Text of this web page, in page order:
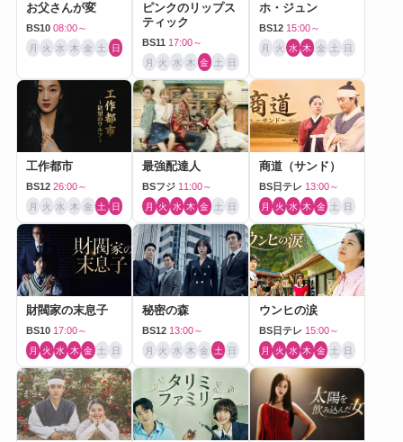
お父さんが変
BS10 08:00～
月 火 水 木 金 土 日
ピンクのリップス
ティック
BS11 17:00～
月 火 水 木 金 土 日
ホ・ジュン
BS12 15:00～
月 火 水 木 金 土 日
工作都市
BS12 26:00～
月 火 水 木 金 土 日
最強配達人
BSフジ 11:00～
月 火 水 木 金 土 日
商道（サンド）
BS日テレ 13:00～
月 火 水 木 金 土 日
財閥家の末息子
BS10 17:00～
月 火 水 木 金 土 日
秘密の森
BS12 13:00～
月 火 水 木 金 土 日
ウンヒの涙
BS日テレ 15:00～
月 火 水 木 金 土 日